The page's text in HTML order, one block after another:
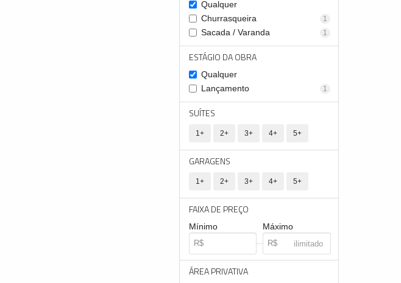
Qualquer
Churrasqueira
1
Sacada / Varanda 1
ESTÁGIO DA OBRA
Qualquer
Lançamento
1
SUÍTES
1+ 2+ 3+ 4+ 5+
GARAGENS
1+ 2+ 3+ 4+ 5+
FAIXA DE PREÇO
Mínimo Máximo
ÁREA PRIVATIVA